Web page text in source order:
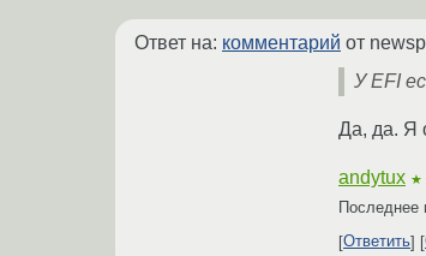
Ответ на: комментарий от
У EFI
Да, да. Я
andytux
Последнее
Ответить